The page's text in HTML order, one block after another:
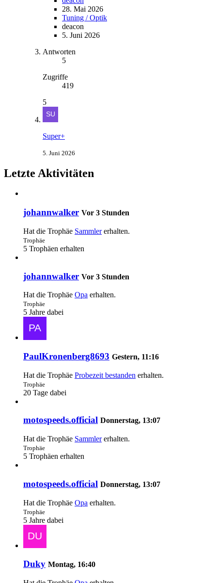
28. Mai 2026
Tuning / Optik
deacon
5. Juni 2026
Antworten
5
Zugriffe
419
5
Super+
5. Juni 2026
Letzte Aktivitäten
johannwalker Vor 3 Stunden
Hat die Trophäe Sammlererhalten.
Trophäe
5 Trophäen erhalten
johannwalker Vor 3 Stunden
Hat die Trophäe Opa erhalten.
Trophäe
5 Jahre dabei
PaulKronenberg8693 Gestern, 11:16
Hat die Trophäe Probezeit bestanden erhalten.
Trophäe
20 Tage dabei
motospeeds.official Donnerstag, 13:07
Hat die Trophäe Sammlererhalten.
Trophäe
5 Trophäen erhalten
motospeeds.official Donnerstag, 13:07
Hat die Trophäe Opa erhalten.
Trophäe
5 Jahre dabei
Duky Montag, 16:40